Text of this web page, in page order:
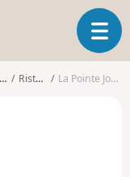
O
u
v
r
Ristolas La Pointe Joanne